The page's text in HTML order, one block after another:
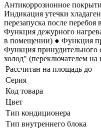
Антикоррозионное
Индикация утечки
перезапуска после перебоя
Функция дежурного
в помещении) ● Функция
Функция принудительного
холод" (переключателем
Рассчитан на площадь до
Серия
Код товара
Цвет
Тип кондиционера
Тип внутреннего блока